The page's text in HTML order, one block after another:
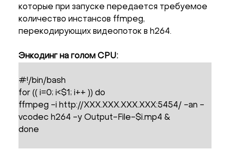
которые при запуске передается требуемое
количество инстансов ffmpeg,
перекодирующих видеопоток в h264.
Энкодинг на голом CPU:
#!/bin/bash
for (( i=0; i<$1; i++ )) do
ffmpeg -i http://XXX.XXX.XXX.XXX:5454/ -an -
vcodec h264 -y Output-File-$i.mp4 &
done